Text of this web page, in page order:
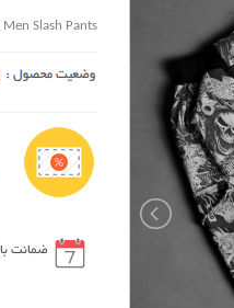
Men Slash Pants
ضمانت